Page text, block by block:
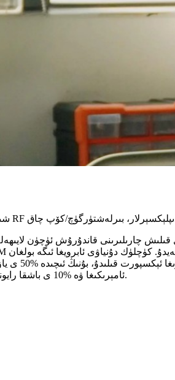
ئامېرىكىغا ۋە %10 ى باشقا رايونلارغا ئېكسپورت قىلىنىدۇ.